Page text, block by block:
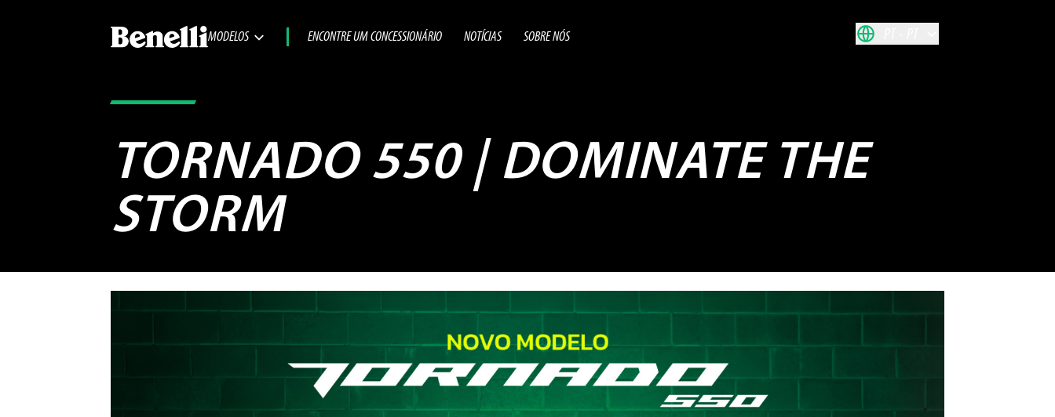
MODELOS ENCONTRE UM CONCESSIONÁRIO NOTÍCIAS SOBRE NÓS
TORNADO 550 | DOMINATE THE
STORM